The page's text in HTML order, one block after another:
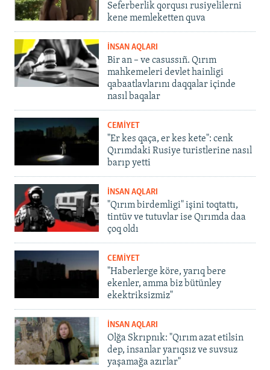
Seferberlik qorqusı rusiyelilerni
kene memleketten quva
İNSAN AQLARI
Bir an – ve casussıñ. Qırım
mahkemeleri devlet hainligi
qabaatlavlarını daqqalar içinde
nasıl baqalar
CEMİYET
"Er kes qaça, er kes kete": cenk
Qırımdaki Rusiye turistlerine nasıl
barıp yetti
İNSAN AQLARI
"Qırım birdemligi" işini toqtattı,
tintüv ve tutuvlar ise Qırımda daa
çoq oldı
CEMİYET
"Haberlerge köre, yarıq bere
ekenler, amma biz bütünley
ekektriksizmiz"
İNSAN AQLARI
Olğa Skrıpnık: "Qırım azat etilsin
dep, insanlar yarıqsız ve suvsuz
yaşamağa azırlar"